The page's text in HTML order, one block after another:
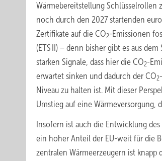
Wärmebereitstellung Schlüsselrollen
noch durch den 2027 startenden
Zertifikate auf die CO2-Emissionen
(ETS II) – denn bisher gibt es aus
starken Signale, dass hier die CO2-
erwartet sinken und dadurch der CO2
Niveau zu halten ist. Mit dieser
Umstieg auf eine Wärmeversorgung,
Insofern ist auch die Entwicklung
ein hoher Anteil der EU-weit für die
zentralen Wärmeerzeugern ist